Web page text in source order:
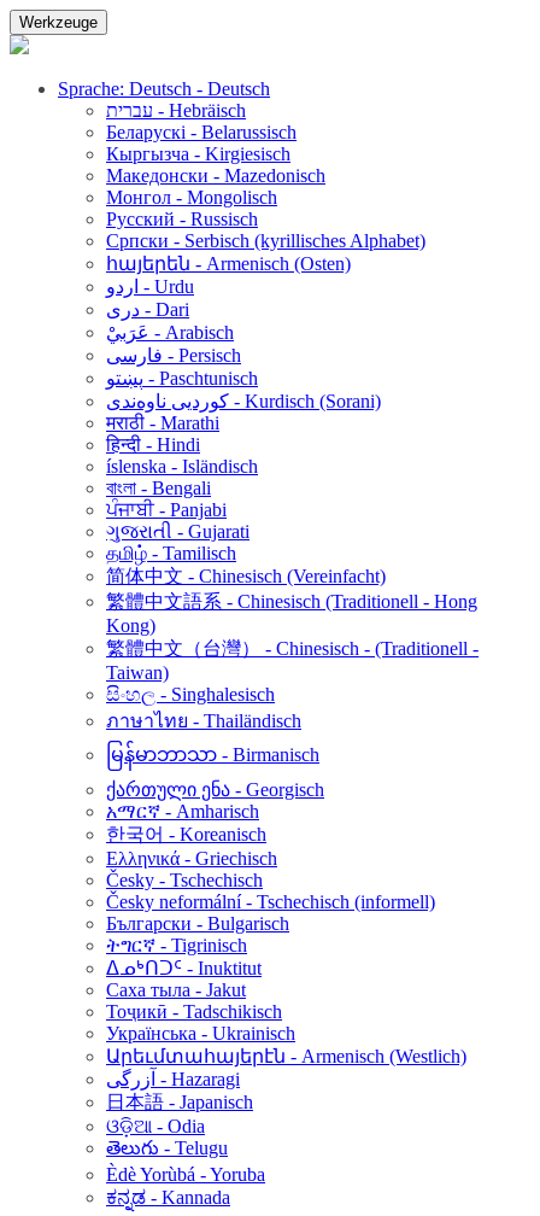
Werkzeuge
Sprache: Deutsch - Deutsch
עברית - Hebräisch
Беларускі - Belarussisch
Кыргызча - Kirgiesisch
Македонски - Mazedonisch
Монгол - Mongolisch
Русский - Russisch
Српски - Serbisch (kyrillisches Alphabet)
հայերեն - Armenisch (Osten)
اردو - Urdu
دری - Dari
عَرَبيْ - Arabisch
فارسی - Persisch
پښتو - Paschtunisch
کوردیی ناوەندی - Kurdisch (Sorani)
मराठी - Marathi
हिन्दी - Hindi
íslenska - Isländisch
বাংলা - Bengali
ਪੰਜਾਬੀ - Panjabi
ગુજરાતી - Gujarati
தமிழ் - Tamilisch
简体中文 - Chinesisch (Vereinfacht)
繁體中文語系 - Chinesisch (Traditionell - Hong
Kong)
繁體中文（台灣） - Chinesisch - (Traditionell -
Taiwan)
සිංහල - Singhalesisch
ภาษาไทย - Thailändisch
မြန်မာဘာသာ - Birmanisch
ქართული ენა - Georgisch
አማርኛ - Amharisch
한국어 - Koreanisch
Ελληνικά - Griechisch
Česky - Tschechisch
Česky neformální - Tschechisch (informell)
Български - Bulgarisch
ትግርኛ - Tigrinisch
ᐃᓄᒃᑎᑐᑦ - Inuktitut
Саха тыла - Jakut
Тоҷикӣ - Tadschikisch
Українська - Ukrainisch
Արեւմտահայերէն - Armenisch (Westlich)
آزرگی - Hazaragi
日本語 - Japanisch
ଓଡ଼ିଆ - Odia
తెలుగు - Telugu
Èdè Yorùbá - Yoruba
ಕನ್ನಡ - Kannada